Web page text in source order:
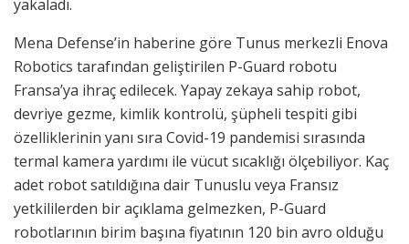
yakaladı.
Mena Defense’in haberine göre Tunus merkezli Enova
Robotics tarafından geliştirilen P-Guard robotu
Fransa’ya ihraç edilecek. Yapay zekaya sahip robot,
devriye gezme, kimlik kontrolü, şüpheli tespiti gibi
özelliklerinin yanı sıra Covid-19 pandemisi sırasında
termal kamera yardımı ile vücut sıcaklığı ölçebiliyor. Kaç
adet robot satıldığına dair Tunuslu veya Fransız
yetkililerden bir açıklama gelmezken, P-Guard
robotlarının birim başına fiyatının 120 bin avro olduğu